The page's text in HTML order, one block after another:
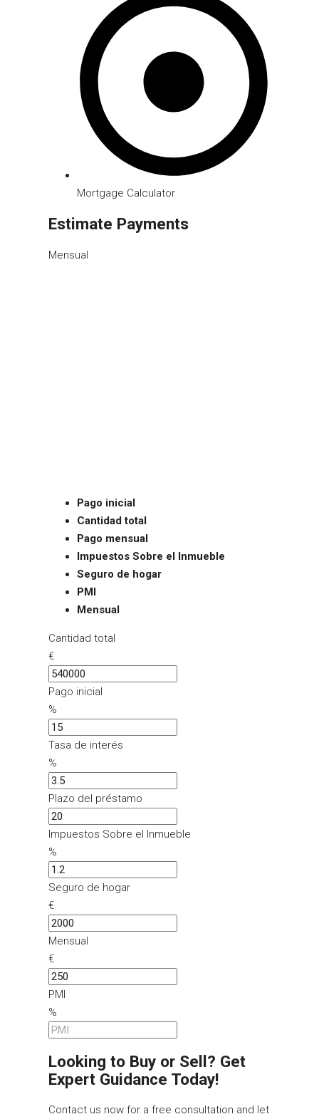
Mortgage Calculator
Estimate Payments
Mensual
Pago inicial
Cantidad total
Pago mensual
Impuestos Sobre el Inmueble
Seguro de hogar
PMI
Mensual
Cantidad total
€
Pago inicial
%
Tasa de interés
%
Plazo del préstamo
Impuestos Sobre el Inmueble
%
Seguro de hogar
€
Mensual
€
PMI
%
Looking to Buy or Sell? Get
Expert Guidance Today!
Contact us now for a free consultation and let